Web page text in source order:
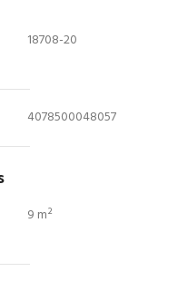
Dhs.397.00 Dhs.
18708-20
4078500048057
9 m²